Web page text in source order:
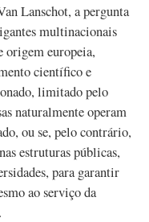
Lanschot, a pergunta
multinacionais
origem europeia,
científico e
limitado pelo
naturalmente operam
ou se, pelo contrário,
estruturas públicas,
para garantir
ao serviço da